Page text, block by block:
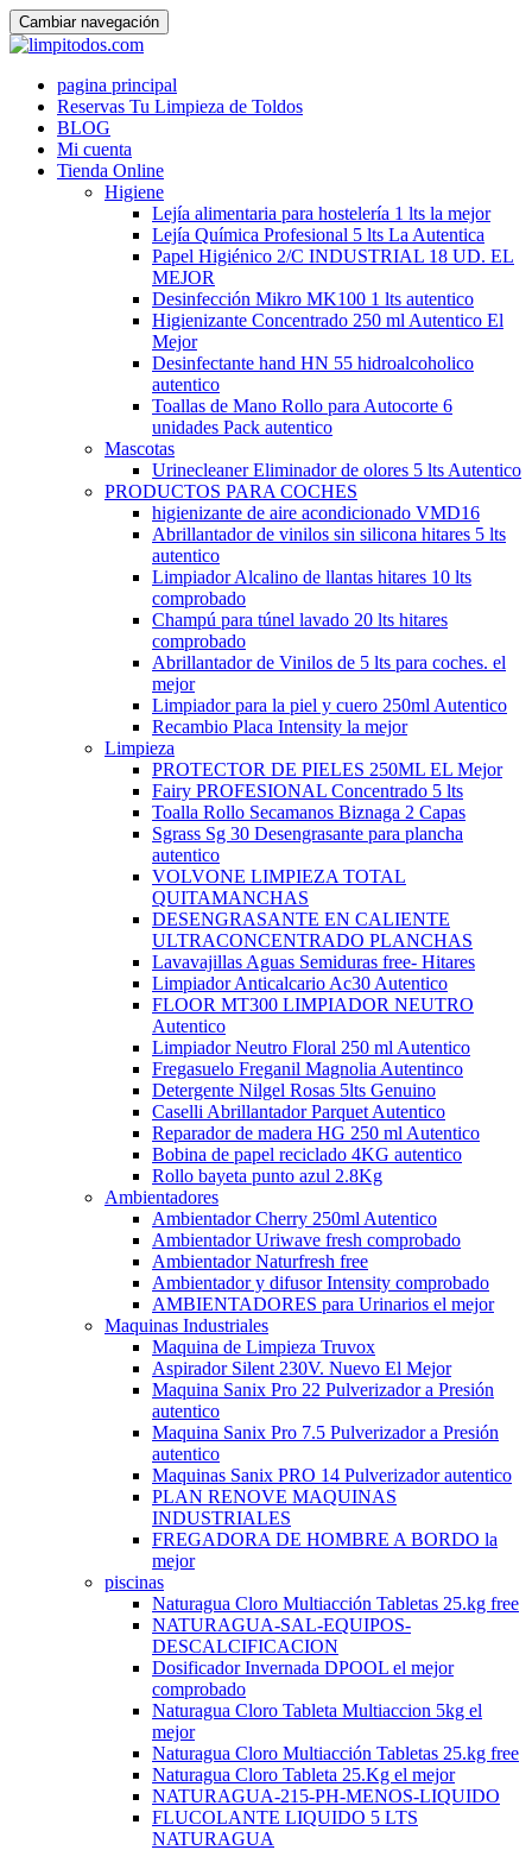
Cambiar navegación
contenido
pagina principal
Reservas Tu Limpieza de Toldos
BLOG
Mi cuenta
Tienda Online
Higiene
Lejía alimentaria para hostelería 1 lts la mejor
Lejía Química Profesional 5 lts La Autentica
Papel Higiénico 2/C INDUSTRIAL 18 UD. EL
MEJOR
Desinfección Mikro MK100 1 lts autentico
Higienizante Concentrado 250 ml Autentico El
Mejor
Desinfectante hand HN 55 hidroalcoholico
autentico
Toallas de Mano Rollo para Autocorte 6
unidades Pack autentico
Mascotas
Urinecleaner Eliminador de olores 5 lts Autentico
PRODUCTOS PARA COCHES
higienizante de aire acondicionado VMD16
Abrillantador de vinilos sin silicona hitares 5 lts
autentico
Limpiador Alcalino de llantas hitares 10 lts
comprobado
Champú para túnel lavado 20 lts hitares
comprobado
Abrillantador de Vinilos de 5 lts para coches. el
mejor
Limpiador para la piel y cuero 250ml Autentico
Recambio Placa Intensity la mejor
Limpieza
PROTECTOR DE PIELES 250ML EL Mejor
Fairy PROFESIONAL Concentrado 5 lts
Toalla Rollo Secamanos Biznaga 2 Capas
Sgrass Sg 30 Desengrasante para plancha
autentico
VOLVONE LIMPIEZA TOTAL
QUITAMANCHAS
DESENGRASANTE EN CALIENTE
ULTRACONCENTRADO PLANCHAS
Lavavajillas Aguas Semiduras free- Hitares
Limpiador Anticalcario Ac30 Autentico
FLOOR MT300 LIMPIADOR NEUTRO
Autentico
Limpiador Neutro Floral 250 ml Autentico
Fregasuelo Freganil Magnolia Autentinco
Detergente Nilgel Rosas 5lts Genuino
Caselli Abrillantador Parquet Autentico
Reparador de madera HG 250 ml Autentico
Bobina de papel reciclado 4KG autentico
Rollo bayeta punto azul 2.8Kg
Ambientadores
Ambientador Cherry 250ml Autentico
Ambientador Uriwave fresh comprobado
Ambientador Naturfresh free
Ambientador y difusor Intensity comprobado
AMBIENTADORES para Urinarios el mejor
Maquinas Industriales
Maquina de Limpieza Truvox
Aspirador Silent 230V. Nuevo El Mejor
Maquina Sanix Pro 22 Pulverizador a Presión
autentico
Maquina Sanix Pro 7.5 Pulverizador a Presión
autentico
Maquinas Sanix PRO 14 Pulverizador autentico
PLAN RENOVE MAQUINAS
INDUSTRIALES
FREGADORA DE HOMBRE A BORDO la
mejor
piscinas
Naturagua Cloro Multiacción Tabletas 25.kg free
NATURAGUA-SAL-EQUIPOS-
DESCALCIFICACION
Dosificador Invernada DPOOL el mejor
comprobado
Naturagua Cloro Tableta Multiaccion 5kg el
mejor
Naturagua Cloro Multiacción Tabletas 25.kg free
Naturagua Cloro Tableta 25.Kg el mejor
NATURAGUA-215-PH-MENOS-LIQUIDO
FLUCOLANTE LIQUIDO 5 LTS
NATURAGUA